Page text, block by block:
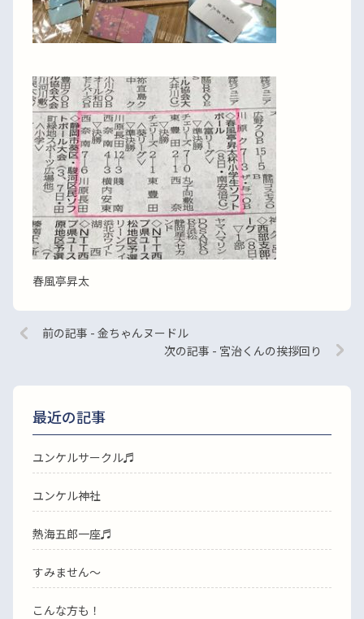
春風亭昇太
前の記事 - 金ちゃんヌードル
次の記事 - 宮治くんの挨拶回り
最近の記事
ユンケルサークル♬
ユンケル神社
熱海五郎一座♬
すみません〜
こんな方も！